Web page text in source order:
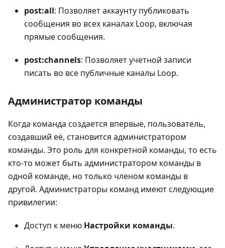
post:all: Позволяет аккаунту публиковать
сообщения во всех каналах Loop, включая
прямые сообщения.
post:channels: Позволяет учетной записи
писать во все публичные каналы Loop.
Администратор команды
Когда команда создается впервые, пользователь,
создавший её, становится администратором
команды. Это роль для конкретной команды, то есть
кто-то может быть администратором команды в
одной команде, но только членом команды в
другой. Администраторы команд имеют следующие
привилегии:
Доступ к меню Настройки команды.